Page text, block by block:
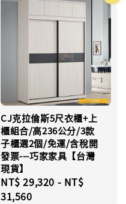
CJ克拉倫斯5尺衣櫃+上
櫃組合/高236公分/3款
子櫃選2個/免運/含稅開
發票---巧家家具【台灣
現貨】
Regular
price
NT$ 29,320 - NT$
31,560